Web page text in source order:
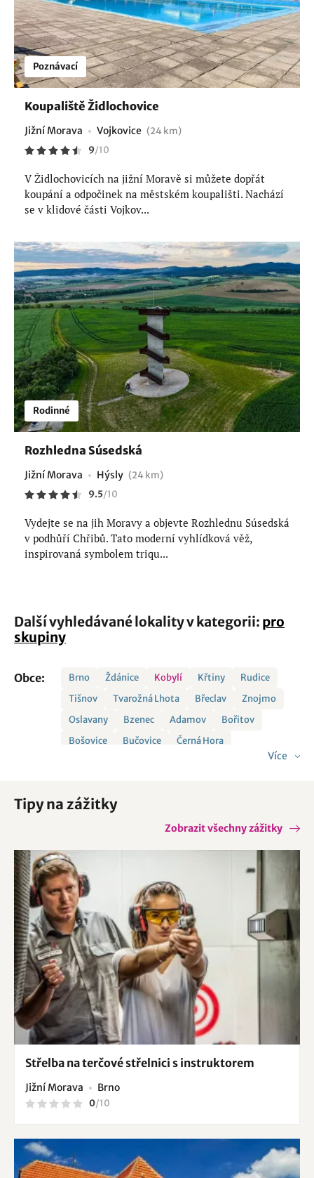
Poznávací
Koupaliště Židlochovice
Jižní Morava Vojkovice (24 km)
9/10
V Židlochovicích na jižní Moravě si můžete dopřát
koupání a odpočinek na městském koupališti. Nachází
se v klidové části Vojkov...
Rodinné
Rozhledna Súsedská
Jižní Morava Hýsly (24 km)
9.5/10
Vydejte se na jih Moravy a objevte Rozhlednu Súsedská
v podhůří Chřibů. Tato moderní vyhlídková věž,
inspirovaná symbolem triqu...
Další vyhledávané lokality v kategorii: pro
skupiny
Obce: Brno Ždánice Kobylí Křtiny
Rudice
Tišnov
Tvarožná Lhota Břeclav
Znojmo
Oslavany
Bzenec Adamov
Bořitov
Bošovice
Bučovice
Černá Hora
Lysice
Mašovice
Němčičky
Nýrov
Prušánky
Rájec-Jestřebí
Rajhrad
Šebrov-Kateřina
Šošůvka
Uherský Ostroh
Veverská Bítýška
Vojkovice
Vranov nad Dyjí
Žabčice Žernovník
Více
Tipy na zážitky
Zobrazit všechny zážitky
Střelba na terčové střelnici s instruktorem
Jižní Morava Brno
0/10